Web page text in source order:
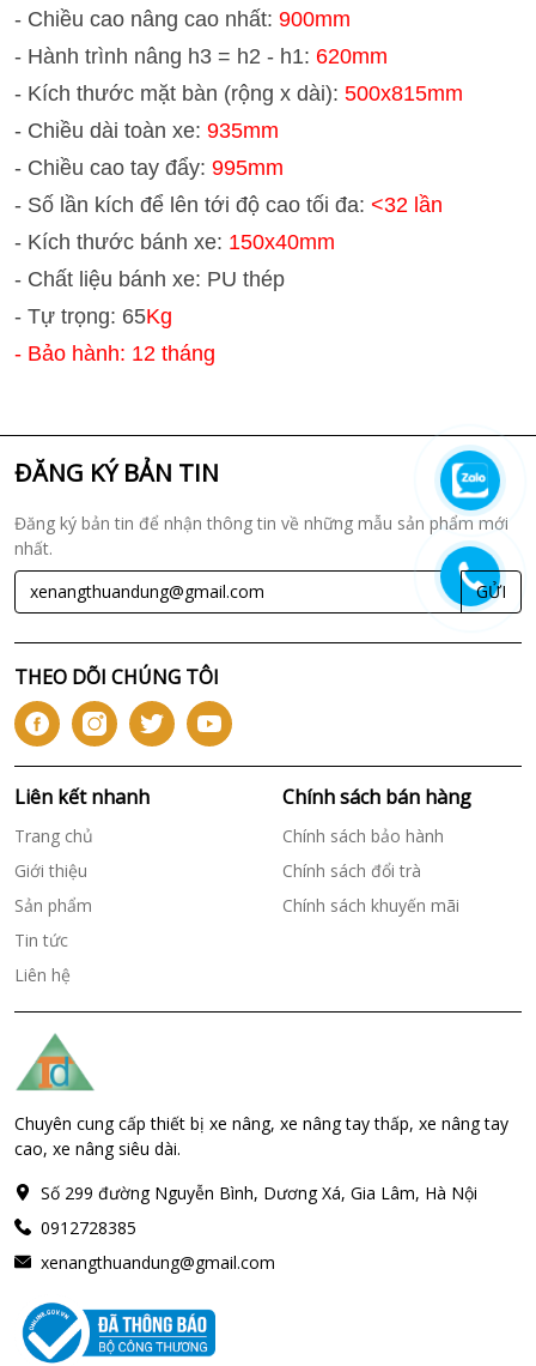
- Chiều cao nâng cao nhất: 900mm
- Hành trình nâng h3 = h2 - h1: 620mm
- Kích thước mặt bàn (rộng x dài): 500x815mm
- Chiều dài toàn xe: 935mm
- Chiều cao tay đẩy: 995mm
- Số lần kích để lên tới độ cao tối đa: <32 lần
- Kích thước bánh xe: 150x40mm
- Chất liệu bánh xe: PU thép
- Tự trọng: 65Kg
- Bảo hành: 12 tháng
ĐĂNG KÝ BẢN TIN
Đăng ký bản tin để nhận thông tin về những mẫu sản phẩm mới
nhất.
GỬI
THEO DÕI CHÚNG TÔI
Liên kết nhanh
Trang chủ
Giới thiệu
Sản phẩm
Tin tức
Liên hệ
Chính sách bán hàng
Chính sách bảo hành
Chính sách đổi trà
Chính sách khuyến mãi
Chuyên cung cấp thiết bị xe nâng, xe nâng tay thấp, xe nâng tay
cao, xe nâng siêu dài.
Số 299 đường Nguyễn Bình, Dương Xá, Gia Lâm, Hà Nội
0912728385
xenangthuandung@gmail.com